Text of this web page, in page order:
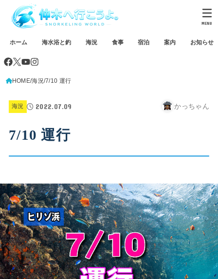
ホーム 海水浴と釣 海況 食事 宿泊 案内 お知らせ
MENU
HOME 海況 7/10 運行
海況 2022.07.09 かっちゃん
7/10 運行